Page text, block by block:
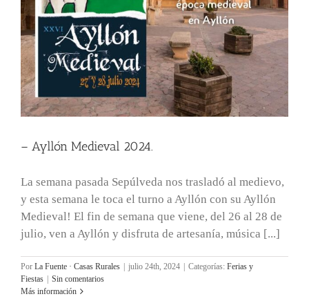
– Ayllón Medieval 2024.
La semana pasada Sepúlveda nos trasladó al medievo,
y esta semana le toca el turno a Ayllón con su Ayllón
Medieval! El fin de semana que viene, del 26 al 28 de
julio, ven a Ayllón y disfruta de artesanía, música [...]
Por La Fuente · Casas Rurales julio 24th, 2024 Categorías: Ferias y
Fiestas
Sin comentarios
Más información